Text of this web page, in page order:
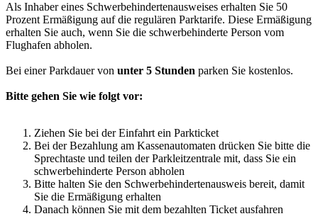
Als Inhaber eines Schwerbehindertenausweises erhalten Sie 50
Prozent Ermäßigung auf die regulären Parktarife. Diese Ermäßigung
erhalten Sie auch, wenn Sie die schwerbehinderte Person vom
Flughafen abholen.
Bei einer Parkdauer von unter 5 Stunden parken Sie kostenlos.
Bitte gehen Sie wie folgt vor:
Ziehen Sie bei der Einfahrt ein Parkticket
Bei der Bezahlung am Kassenautomaten drücken Sie bitte die
Sprechtaste und teilen der Parkleitzentrale mit, dass Sie ein
schwerbehinderte Person abholen
Bitte halten Sie den Schwerbehindertenausweis bereit, damit
Sie die Ermäßigung erhalten
Danach können Sie mit dem bezahlten Ticket ausfahren